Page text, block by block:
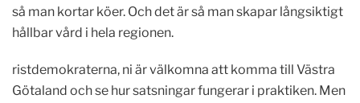
så man kortar köer. Och det är så man skapar långsiktigt
hållbar vård i hela regionen.
ristdemokraterna, ni är välkomna att komma till Västra
Götaland och se hur satsningar fungerar i praktiken. Men